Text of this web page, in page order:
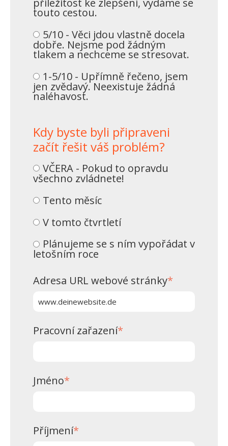
touto cestou.
5/10 - Věci jdou vlastně docela
dobře. Nejsme pod žádným
tlakem a nechceme se stresovat.
1-5/10 - Upřímně řečeno, jsem
jen zvědavý. Neexistuje žádná
naléhavost.
Kdy byste byli připraveni
začít řešit váš problém?
VČERA - Pokud to opravdu
všechno zvládnete!
Tento měsíc
V tomto čtvrtletí
Plánujeme se s ním vypořádat v
letošním roce
Adresa URL webové stránky*
Pracovní zařazení*
Jméno*
Příjmení*